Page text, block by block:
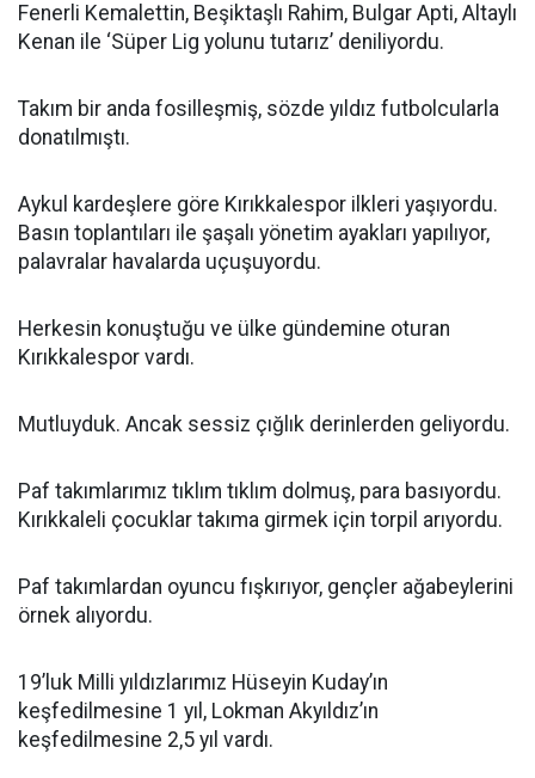
Fenerli Kemalettin, Beşiktaşlı Rahim, Bulgar Apti, Altaylı
Kenan ile ‘Süper Lig yolunu tutarız’ deniliyordu.
Takım bir anda fosilleşmiş, sözde yıldız futbolcularla
donatılmıştı.
Aykul kardeşlere göre Kırıkkalespor ilkleri yaşıyordu.
Basın toplantıları ile şaşalı yönetim ayakları yapılıyor,
palavralar havalarda uçuşuyordu.
Herkesin konuştuğu ve ülke gündemine oturan
Kırıkkalespor vardı.
Mutluyduk. Ancak sessiz çığlık derinlerden geliyordu.
Paf takımlarımız tıklım tıklım dolmuş, para basıyordu.
Kırıkkaleli çocuklar takıma girmek için torpil arıyordu.
Paf takımlardan oyuncu fışkırıyor, gençler ağabeylerini
örnek alıyordu.
19’luk Milli yıldızlarımız Hüseyin Kuday’ın
keşfedilmesine 1 yıl, Lokman Akyıldız’ın
keşfedilmesine 2,5 yıl vardı.